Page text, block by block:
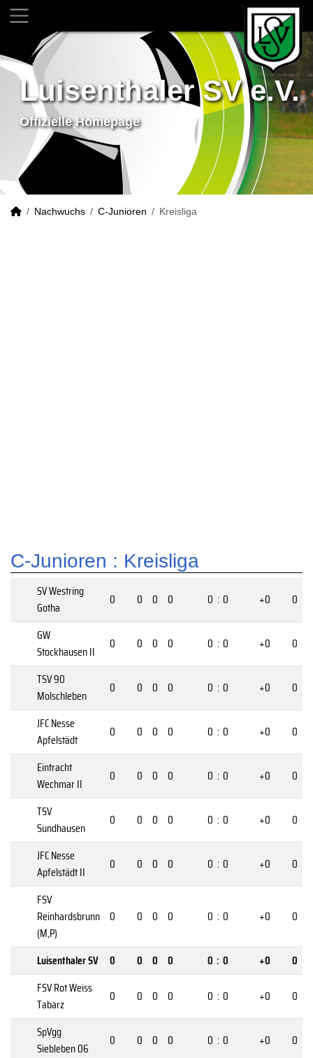
Luisenthaler SV e.V.
Offizielle Homepage
Nachwuchs C-Junioren Kreisliga
C-Junioren : Kreisliga
SV Westring
Gotha
0 0 0 0 0 : 0 +0 0
GW
Stockhausen II
0 0 0 0 0 : 0 +0 0
TSV 90
Molschleben
0 0 0 0 0 : 0 +0 0
JFC Nesse
Apfelstädt
0 0 0 0 0 : 0 +0 0
Eintracht
Wechmar II
0 0 0 0 0 : 0 +0 0
TSV
Sundhausen
0 0 0 0 0 : 0 +0 0
JFC Nesse
Apfelstädt II
0 0 0 0 0 : 0 +0 0
FSV
Reinhardsbrunn
(M,P)
0 0 0 0 0 : 0 +0 0
Luisenthaler SV 0 0 0 0 0 : 0 +0
0
FSV Rot Weiss
Tabarz
0 0 0 0 0 : 0 +0 0
SpVgg
Siebleben 06
0 0 0 0 0 : 0 +0 0